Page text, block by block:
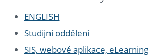
ENGLISH
Studijní oddělení
SIS, webové aplikace, eLearning